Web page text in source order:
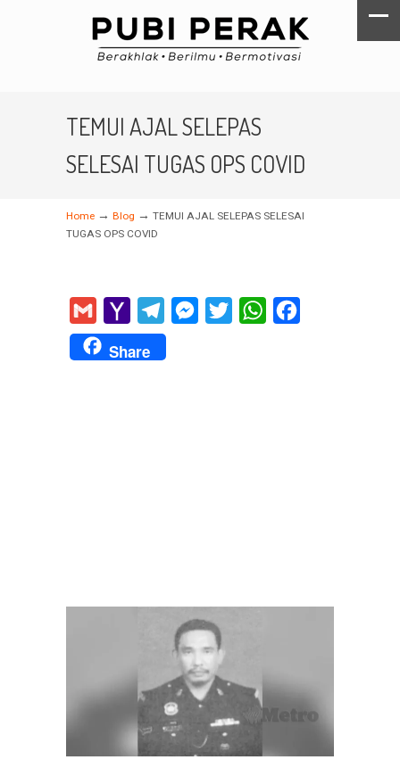
TEMUI AJAL SELEPAS
SELESAI TUGAS OPS COVID
Home → Blog → TEMUI AJAL SELEPAS SELESAI
TUGAS OPS COVID
Gmail
Yahoo
Mail
TelegramMessenger
Twitter WhatsApp
Share